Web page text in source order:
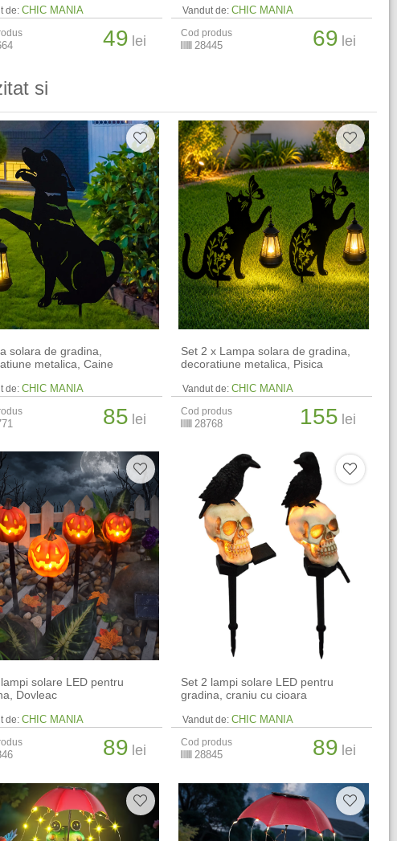
de: CHIC MANIA
49 lei
Vandut de: CHIC MANIA
Cod produs
28445 69 lei
si
solara de gradina,
metalica, Caine
de: CHIC MANIA
85 lei
Set 2 x Lampa solara de gradina,
decoratiune metalica, Pisica
Vandut de: CHIC MANIA
Cod produs
28768 155 lei
solare LED pentru
Dovleac
de: CHIC MANIA
89 lei
Set 2 lampi solare LED pentru
gradina, craniu cu cioara
Vandut de: CHIC MANIA
Cod produs
28845 89 lei